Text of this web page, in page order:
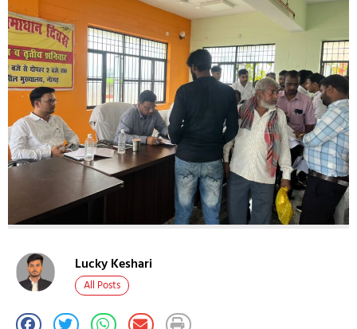
Lucky Keshari
All Posts